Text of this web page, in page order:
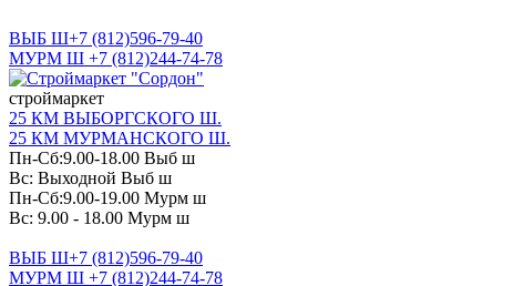
ВЫБ Ш+7 (812)596-79-40
МУРМ Ш +7 (812)244-74-78
cтроймаркет
25 КМ ВЫБОРГСКОГО Ш.
25 КМ МУРМАНСКОГО Ш.
Пн-Сб:9.00-18.00 Выб ш
Вс: Выходной Выб ш
Пн-Сб:9.00-19.00 Мурм ш
Вс: 9.00 - 18.00 Мурм ш
ВЫБ Ш+7 (812)596-79-40
МУРМ Ш +7 (812)244-74-78